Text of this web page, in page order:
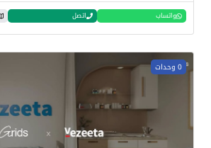
واتساب اتصل
0 وحدات